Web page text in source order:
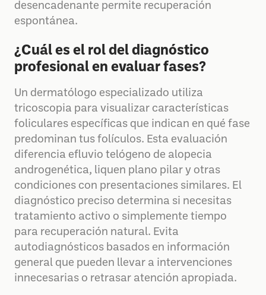
desencadenante permite recuperación
espontánea.
¿Cuál es el rol del diagnóstico
profesional en evaluar fases?
Un dermatólogo especializado utiliza
tricoscopia para visualizar características
foliculares específicas que indican en qué fase
predominan tus folículos. Esta evaluación
diferencia efluvio telógeno de alopecia
androgenética, liquen plano pilar y otras
condiciones con presentaciones similares. El
diagnóstico preciso determina si necesitas
tratamiento activo o simplemente tiempo
para recuperación natural. Evita
autodiagnósticos basados en información
general que pueden llevar a intervenciones
innecesarias o retrasar atención apropiada.